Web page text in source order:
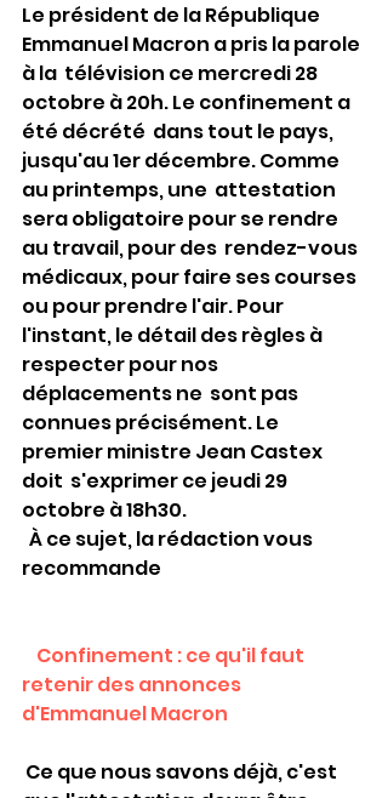
Le président de la République
Emmanuel Macron a pris la parole
à la  télévision ce mercredi 28
octobre à 20h. Le confinement a
été décrété  dans tout le pays,
jusqu'au 1er décembre. Comme
au printemps, une  attestation
sera obligatoire pour se rendre
au travail, pour des  rendez-vous
médicaux, pour faire ses courses
ou pour prendre l'air. Pour
l'instant, le détail des règles à
respecter pour nos
déplacements ne  sont pas
connues précisément. Le
premier ministre Jean Castex
doit  s'exprimer ce jeudi 29
octobre à 18h30.
recommande
Confinement : ce qu'il faut
retenir des annonces
d'Emmanuel Macron